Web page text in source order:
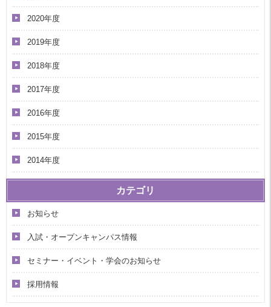
2020年度
2019年度
2018年度
2017年度
2016年度
2015年度
2014年度
カテゴリ
お知らせ
入試・オープンキャンパス情報
セミナー・イベント・学会のお知らせ
採用情報